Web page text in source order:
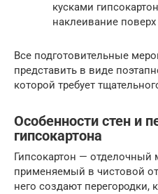
кусками
наклеивание поверх
Все подготовительные
представить в виде
которой требует
Особенности стен и
гипсокартона
Гипсокартон — отделочный
применяемый в чистовой
него создают перегородки,